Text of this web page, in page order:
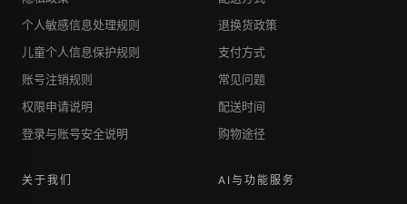
个人敏感信息处理规则
儿童个人信息保护规则
账号注销规则
权限申请说明
登录与账号安全说明
退换货政策
支付方式
常见问题
配送时间
购物途径
关于我们 AI与功能服务